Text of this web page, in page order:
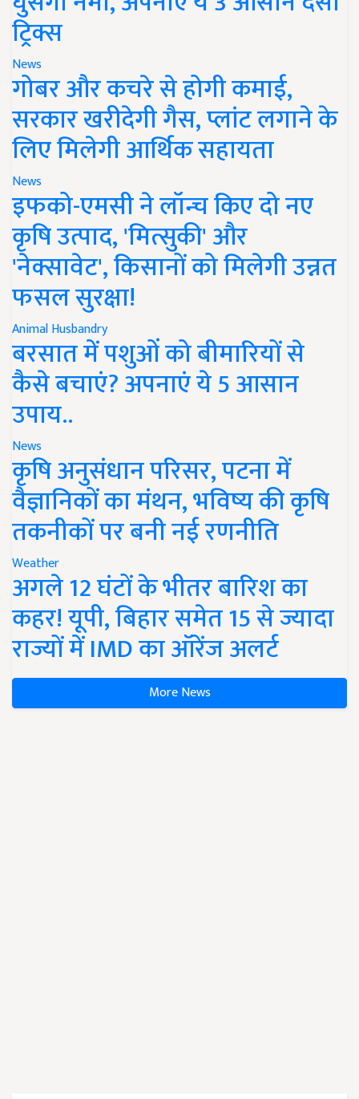
ट्रिक्स
News
गोबर और कचरे से होगी कमाई,
सरकार खरीदेगी गैस, प्लांट लगाने के
लिए मिलेगी आर्थिक सहायता
News
इफको-एमसी ने लॉन्च किए दो नए
कृषि उत्पाद, 'मित्सुकी' और
'नेक्सावेट', किसानों को मिलेगी उन्नत
फसल सुरक्षा!
Animal Husbandry
बरसात में पशुओं को बीमारियों से
कैसे बचाएं? अपनाएं ये 5 आसान
उपाय..
News
कृषि अनुसंधान परिसर, पटना में
वैज्ञानिकों का मंथन, भविष्य की कृषि
तकनीकों पर बनी नई रणनीति
Weather
अगले 12 घंटों के भीतर बारिश का
कहर! यूपी, बिहार समेत 15 से ज्यादा
राज्यों में IMD का ऑरेंज अलर्ट
More News